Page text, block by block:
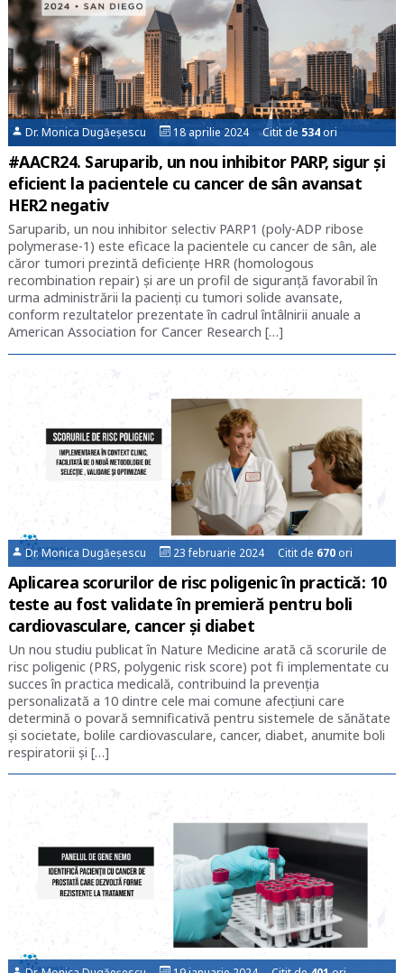
Dr. Monica Dugăeșescu 18 aprilie 2024 Citit de 534ori
#AACR24. Saruparib, un nou inhibitor PARP, sigur și
eficient la pacientele cu cancer de sân avansat
HER2 negativ
Saruparib, un nou inhibitor selectiv PARP1 (poly-ADP ribose
polymerase-1) este eficace la pacientele cu cancer de sân, ale
căror tumori prezintă deficienţe HRR (homologous
recombination repair) şi are un profil de siguranţă favorabil în
urma administrării la pacienţi cu tumori solide avansate,
conform rezultatelor prezentate în cadrul întâlnirii anuale a
American Association for Cancer Research […]
Dr. Monica Dugăeșescu 23 februarie 2024 Citit de 670 ori
Aplicarea scorurilor de risc poligenic în practică: 10
teste au fost validate în premieră pentru boli
cardiovasculare, cancer și diabet
Un nou studiu publicat în Nature Medicine arată că scorurile de
risc poligenic (PRS, polygenic risk score) pot fi implementate cu
succes în practica medicală, contribuind la prevenţia
personalizată a 10 dintre cele mai comune afecțiuni care
determină o povară semnificativă pentru sistemele de sănătate
şi societate, bolile cardiovasculare, cancer, diabet, anumite boli
respiratorii și […]